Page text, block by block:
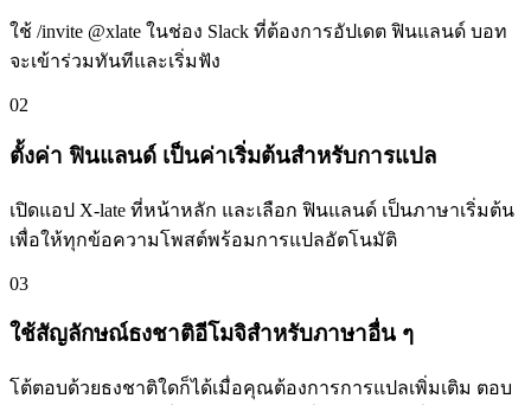
ใช้ /invite @xlate ในช่อง Slack ที่ต้องการอัปเดต ฟินแลนด์ บอท
จะเข้าร่วมทันทีและเริ่มฟัง
02
ตั้งค่า ฟินแลนด์ เป็นค่าเริ่มต้นสำหรับการแปล
เปิดแอป X-late ที่หน้าหลัก และเลือก ฟินแลนด์ เป็นภาษาเริ่มต้น
เพื่อให้ทุกข้อความโพสต์พร้อมการแปลอัตโนมัติ
03
ใช้สัญลักษณ์ธงชาติอีโมจิสำหรับภาษาอื่น ๆ
โต้ตอบด้วยธงชาติใดก็ได้เมื่อคุณต้องการการแปลเพิ่มเติม ตอบ